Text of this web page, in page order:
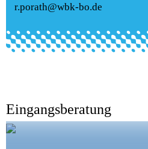
r.porath@wbk-bo.de
Eingangsberatung